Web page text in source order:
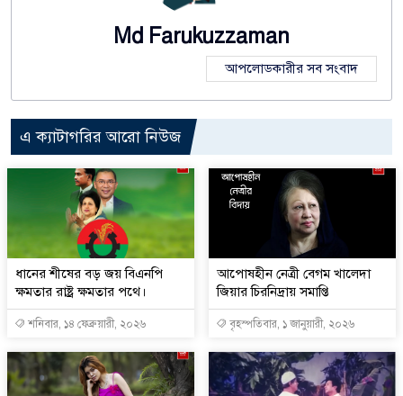
Md Farukuzzaman
আপলোডকারীর সব সংবাদ
এ ক্যাটাগরির আরো নিউজ
ধানের শীষের বড় জয় বিএনপি
ক্ষমতার রাষ্ট্র ক্ষমতার পথে।
শনিবার, ১৪ ফেব্রুয়ারী, ২০২৬
আপোষহীন নেত্রী বেগম খালেদা
জিয়ার চিরনিদ্রায় সমাপ্তি
বৃহস্পতিবার, ১ জানুয়ারী, ২০২৬